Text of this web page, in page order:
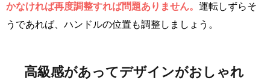
かなければ再度調整すれば問題ありません。 運転しずらそ
うであれば、ハンドルの位置も調整しましょう。
高級感があってデザインがおしゃれ